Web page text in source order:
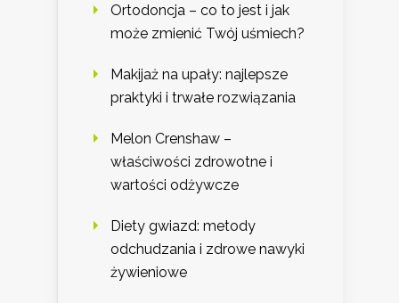
Ortodoncja – co to jest i jak
może zmienić Twój uśmiech?
Makijaż na upały: najlepsze
praktyki i trwałe rozwiązania
Melon Crenshaw –
właściwości zdrowotne i
wartości odżywcze
Diety gwiazd: metody
odchudzania i zdrowe nawyki
żywieniowe